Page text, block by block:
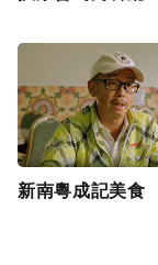
新南粵成記美食